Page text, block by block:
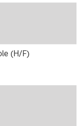
(H/F)